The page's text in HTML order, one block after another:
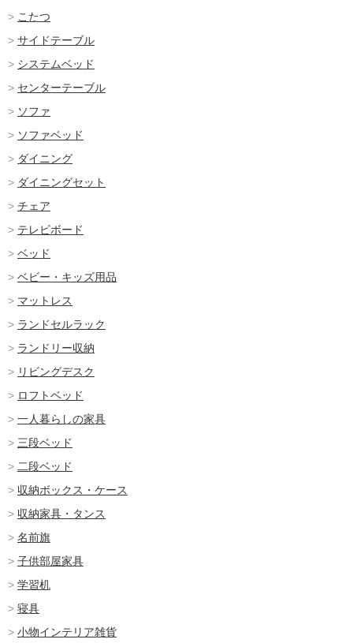
こたつ
サイドテーブル
システムベッド
センターテーブル
ソファ
ソファベッド
ダイニング
ダイニングセット
チェア
テレビボード
ベッド
ベビー・キッズ用品
マットレス
ランドセルラック
ランドリー収納
リビングデスク
ロフトベッド
一人暮らしの家具
三段ベッド
二段ベッド
収納ボックス・ケース
収納家具・タンス
名前旗
子供部屋家具
学習机
寝具
小物インテリア雑貨